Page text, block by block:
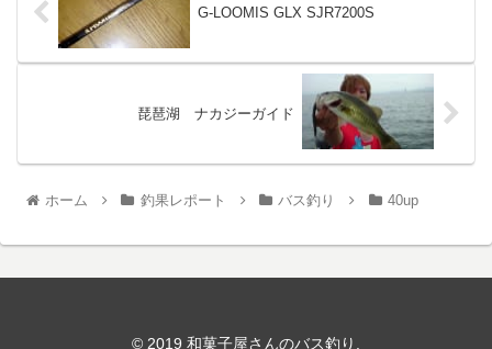
G-LOOMIS GLX SJR7200S
琵琶湖 ナカジーガイド
ホーム 釣果レポート バス釣り 40up
© 2019 和菓子屋さんのバス釣り.